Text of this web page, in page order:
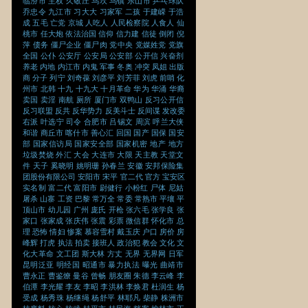
乔忠令 九江市 习大大 习家军 二孩 于建嵘 于浩
成 五毛 亡党 京城 人吃人 人民检察院 人食人 仙
桃市 任大炮 依法治国 信仰 信力建 信徒 倒闭 倪
萍 债务 僵尸企业 僵尸肉 党中央 党媒姓党 党旗
全国 公仆 公安厅 公安局 公安部 公开信 兴奋剂
养老 内地 内江市 内鬼 军事 冬奥 冲突 凤姐 出版
商 分子 列宁 刘奇葆 刘彦平 刘芳菲 刘虎 前哨 化
州市 北韩 十九 十九大 十月革命 华为 华涌 华裔
卖国 卖淫 南航 厕所 厦门市 双鸭山 反习公开信
反习联盟 反共 反华势力 反美斗士 反间谍 发改委
右派 叶选宁 司令 合肥市 吕锡文 周滨 呼兰大侠
和谐 商丘市 喀什市 善心汇 回国 国产 国保 国安
部 国家信访局 国家安全部 国家机密 地产 地方
垃圾焚烧 外汇 大会 大连市 大限 天主教 天堂文
件 天子 奚晓明 姚明珊 孙春兰 安徽 安邦保险集
团股份有限公司 安阳市 宋平 官二代 官方 宝安区
实名制 富二代 富阳市 尉健行 小粉红 尸体 尼姑
屠杀 山寨 工资 巴黎 常万全 常委 常熟市 平壤 平
顶山市 幼儿园 广州 庞氏 开枪 张六毛 张学良 张
家口 张家成 张庆伟 张震 彩票 微信群 怀化市 总
理 恐怖 情妇 惨案 慕容雪村 戴玉庆 户口 房价 房
峰辉 打虎 执法 拍卖 接班人 政治犯 教会 文化 文
化大革命 文工团 斯大林 方丈 无界 无界网 日军
昆明泛亚 明经国 昭通市 暴力执法 曝光 曲靖市
曹永正 曹鉴燎 曼谷 曾畅 朋友圈 朱德 李云峰 李
伯潭 李光耀 李友 李昭 李洪林 李焕君 杜润生 杨
受成 杨秀珠 杨继绳 杨舒平 林耶凡 柴静 株洲市